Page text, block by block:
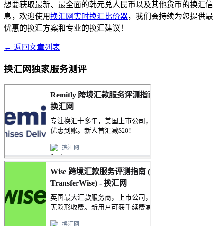
想要获取最新、最全面的韩元兑人民币以及其他货币的换汇信
息，欢迎使用换汇网实时换汇比价器，我们会持续为您提供最
优惠的换汇方案和专业的换汇建议！
← 返回文章列表
换汇网独家服务测评